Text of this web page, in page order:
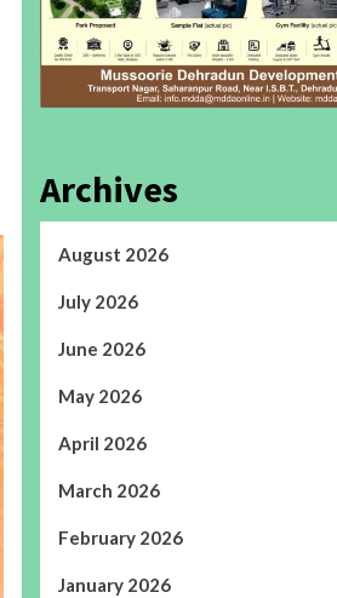
Archives
August 2026
July 2026
June 2026
May 2026
April 2026
March 2026
February 2026
January 2026